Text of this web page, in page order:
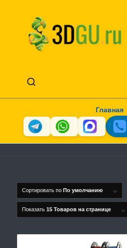
Главная
Сортировать по По умолчанию
Показать 15 Товаров на странице